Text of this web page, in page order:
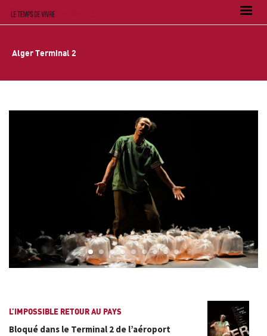
Alger Terminal 2
1 2 3 4 5 6 7 8 9
L’IMPOSSIBLE RETOUR AU PAYS
Bloqué dans le Terminal 2 de l’aéroport